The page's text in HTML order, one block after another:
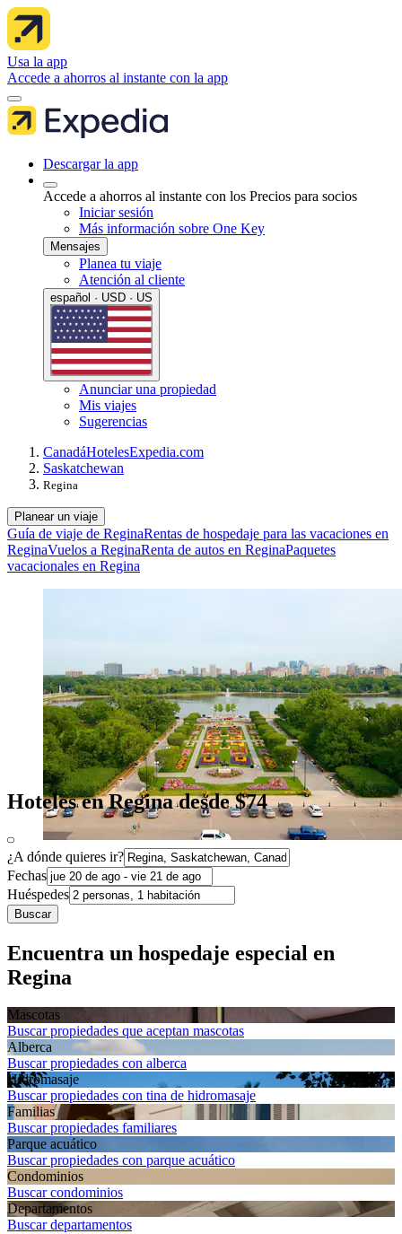
Usa la app
Accede a ahorros al instante con la app
Descargar la app
Accede a ahorros al instante con los Precios para socios
Iniciar sesión
Más información sobre One Key
Mensajes
Planea tu viaje
Atención al cliente
español · USD · US
Anunciar una propiedad
Mis viajes
Sugerencias
CanadáHotelesExpedia.com
Saskatchewan
Regina
Planear un viaje
Guía de viaje de ReginaRentas de hospedaje para las vacaciones en
ReginaVuelos a ReginaRenta de autos en ReginaPaquetes
vacacionales en Regina
Hoteles en Regina desde $74
¿A dónde quieres ir?
Fechas
Huéspedes
Buscar
Encuentra un hospedaje especial en
Regina
Mascotas
Buscar propiedades que aceptan mascotas
Alberca
Buscar propiedades con alberca
Hidromasaje
Buscar propiedades con tina de hidromasaje
Familias
Buscar propiedades familiares
Parque acuático
Buscar propiedades con parque acuático
Condominios
Buscar condominios
Departa­mentos
Buscar departamentos